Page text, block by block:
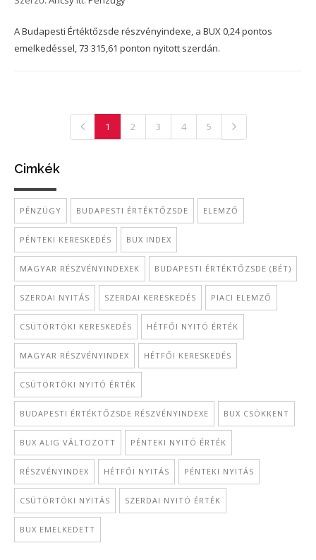
A Budapesti Értéktőzsde részvényindexe, a BUX 0,24 pontos
emelkedéssel, 73 315,61 ponton nyitott szerdán.
1 2 3 4 5
Cimkék
PÉNZÜGY BUDAPESTI ÉRTÉKTŐZSDE ELEMZŐ
PÉNTEKI KERESKEDÉS BUX INDEX
MAGYAR RÉSZVÉNYINDEXEK BUDAPESTI ÉRTÉKTŐZSDE (BÉT)
SZERDAI NYITÁS SZERDAI KERESKEDÉS PIACI ELEMZŐ
CSÜTÖRTÖKI KERESKEDÉS HÉTFŐI NYITÓ ÉRTÉK
MAGYAR RÉSZVÉNYINDEX HÉTFŐI KERESKEDÉS
CSÜTÖRTÖKI NYITÓ ÉRTÉK
BUDAPESTI ÉRTÉKTŐZSDE RÉSZVÉNYINDEXE BUX CSÖKKENT
BUX ALIG VÁLTOZOTT PÉNTEKI NYITÓ ÉRTÉK
RÉSZVÉNYINDEX HÉTFŐI NYITÁS PÉNTEKI NYITÁS
CSÜTÖRTÖKI NYITÁS SZERDAI NYITÓ ÉRTÉK
BUX EMELKEDETT